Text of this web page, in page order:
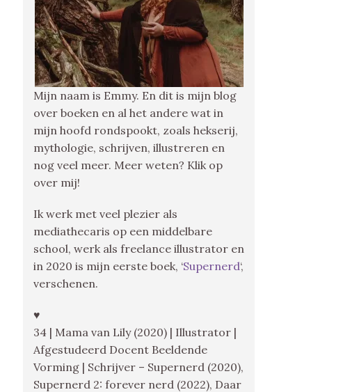
Mijn naam is Emmy. En dit is mijn blog
over boeken en al het andere wat in
mijn hoofd rondspookt, zoals hekserij,
mythologie, schrijven, illustreren en
nog veel meer. Meer weten? Klik op
over mij!
Ik werk met veel plezier als
mediathecaris op een middelbare
school, werk als freelance illustrator en
in 2020 is mijn eerste boek, ‘Supernerd‘,
verschenen.
♥
34 | Mama van Lily (2020) | Illustrator |
Afgestudeerd Docent Beeldende
Vorming | Schrijver – Supernerd (2020),
Supernerd 2: forever nerd (2022), Daar